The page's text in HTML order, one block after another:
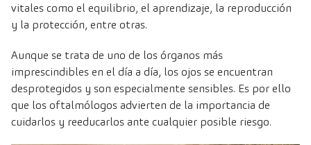
vitales como el equilibrio, el aprendizaje, la reproducción
y la protección, entre otras.
Aunque se trata de uno de los órganos más
imprescindibles en el día a día, los ojos se encuentran
desprotegidos y son especialmente sensibles. Es por ello
que los oftalmólogos advierten de la importancia de
cuidarlos y reeducarlos ante cualquier posible riesgo.